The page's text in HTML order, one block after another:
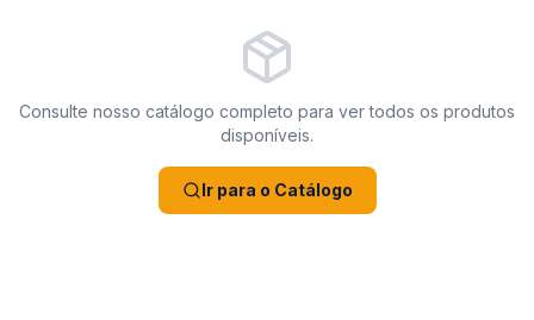
Consulte nosso catálogo completo para ver todos os produtos
disponíveis.
Ir para o Catálogo